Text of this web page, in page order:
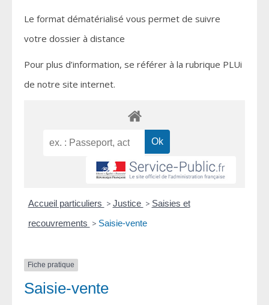
Le format dématérialisé vous permet de suivre
votre dossier à distance
Pour plus d’information, se référer à la rubrique PLUi
de notre site internet.
Accueil particuliers > Justice > Saisies et
recouvrements > Saisie-vente
Fiche pratique
Saisie-vente